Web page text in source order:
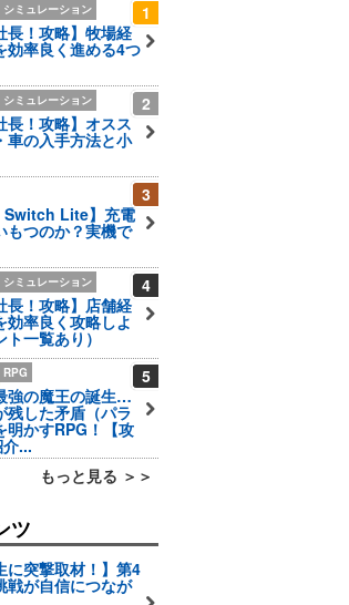
1
シミュレーション
長！攻略】牧場経
効率良く進める4つ
2
シミュレーション
長！攻略】オスス
車の入手方法と小
3
Switch Lite】充電
もつのか？実機で
4
シミュレーション
長！攻略】店舗経
効率良く攻略しよ
一覧あり）
5
RPG
強の魔王の誕生…
残した矛盾（パラ
明かすRPG！【攻
...
もっと見る ＞＞
ツ
に突撃取材！】第4
戦が自信につなが